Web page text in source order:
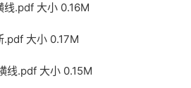
.pdf 大小 0.16M
大小 0.17M
线.pdf 大小 0.15M